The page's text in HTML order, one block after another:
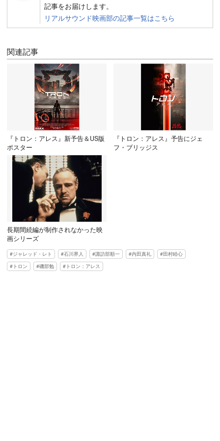
記事をお届けします。
リアルサウンド映画部の記事一覧はこちら
関連記事
『トロン：アレス』新予告＆US版
ポスター
『トロン：アレス』予告にジェ
フ・ブリッジス
長期間続編が制作されなかった映
画シリーズ
ジャレッド・レト 石川界人 諏訪部順一 内田真礼
田村睦心
トロン
磯部勉 トロン：アレス